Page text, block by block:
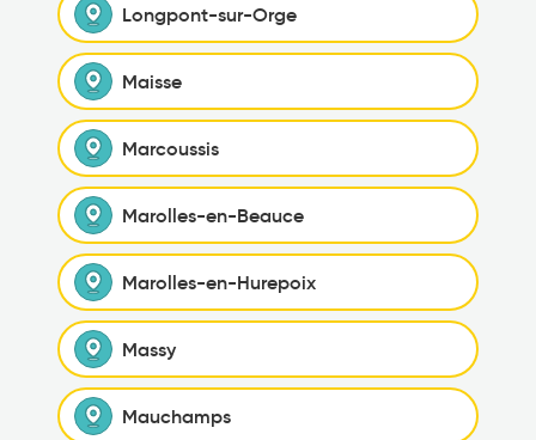
Longpont-sur-Orge
Maisse
Marcoussis
Marolles-en-Beauce
Marolles-en-Hurepoix
Massy
Mauchamps